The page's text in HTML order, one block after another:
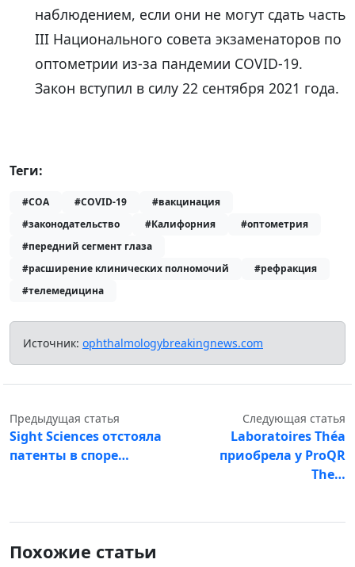
наблюдением, если они не могут сдать часть
III Национального совета экзаменаторов по
оптометрии из-за пандемии COVID-19.
Закон вступил в силу 22 сентября 2021 года.
Теги:
#COA #COVID-19
#вакцинация
#законодательство
#Калифорния
#оптометрия
#передний сегмент глаза
#расширение клинических полномочий
#рефракция
#телемедицина
Источник: ophthalmologybreakingnews.com
Предыдущая статья
Sight Sciences отстояла
патенты в споре…
Следующая статья
Laboratoires Théa
приобрела у ProQR
The…
Похожие статьи